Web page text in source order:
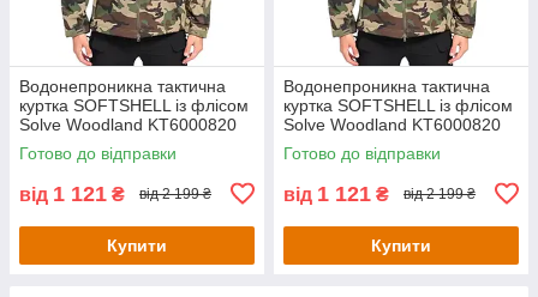
Водонепроникна тактична
куртка SOFTSHELL із флісом
Solve Woodland KT6000820
розмір XL
Готово до відправки
від 1 121 ₴ від 2 199 ₴
Купити
Водонепроникна тактична
куртка SOFTSHELL із флісом
Solve Woodland KT6000820
розмір L
Готово до відправки
від 1 121 ₴ від 2 199 ₴
Купити